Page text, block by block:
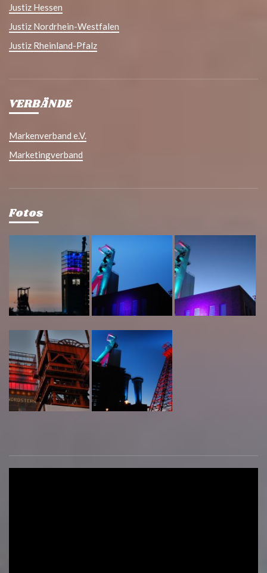
Justiz Hessen
Justiz Nordrhein-Westfalen
Justiz Rheinland-Pfalz
VERBÄNDE
Markenverband e.V.
Marketingverband
Fotos